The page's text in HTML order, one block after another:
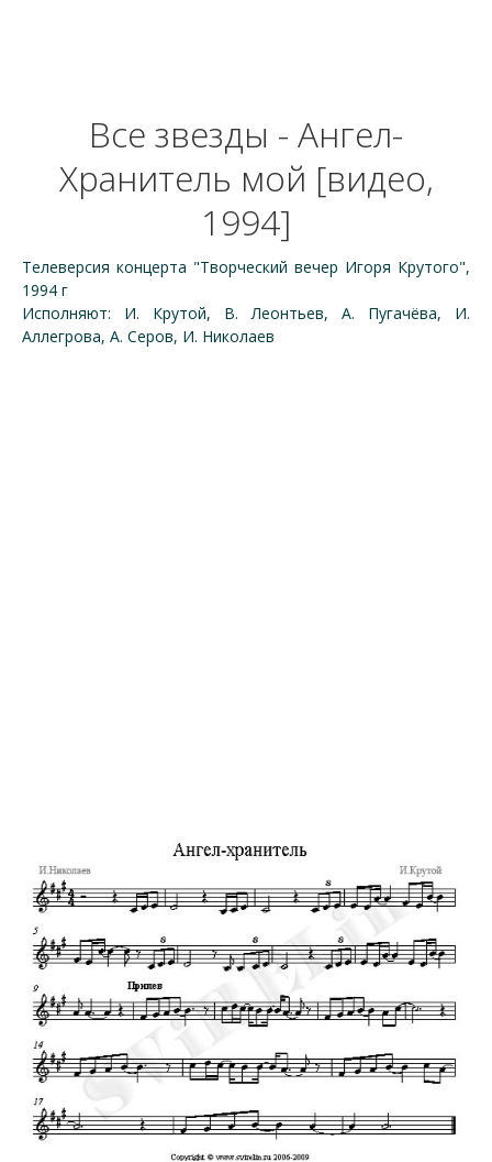
Все звезды - Ангел-
Хранитель мой [видео,
1994]
Телеверсия концерта "Творческий вечер Игоря Крутого",
1994 г
Исполняют: И. Крутой, В. Леонтьев, А. Пугачёва, И.
Аллегрова, А. Серов, И. Николаев